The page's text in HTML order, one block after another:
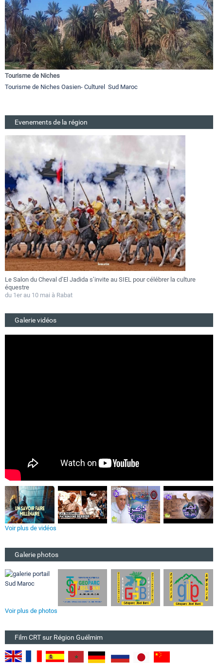
Tourisme de Niches
Tourisme de Niches Oasien- Culturel Sud Maroc
Evenements de la région
Le Salon du Cheval d’El Jadida s’invite au SIEL pour célébrer la culture
équestre
du 1er au 10 mai à Rabat
Galerie vidéos
Voir plus de vidéos
Galerie photos
Voir plus de photos
Film CRT sur Région Guélmim